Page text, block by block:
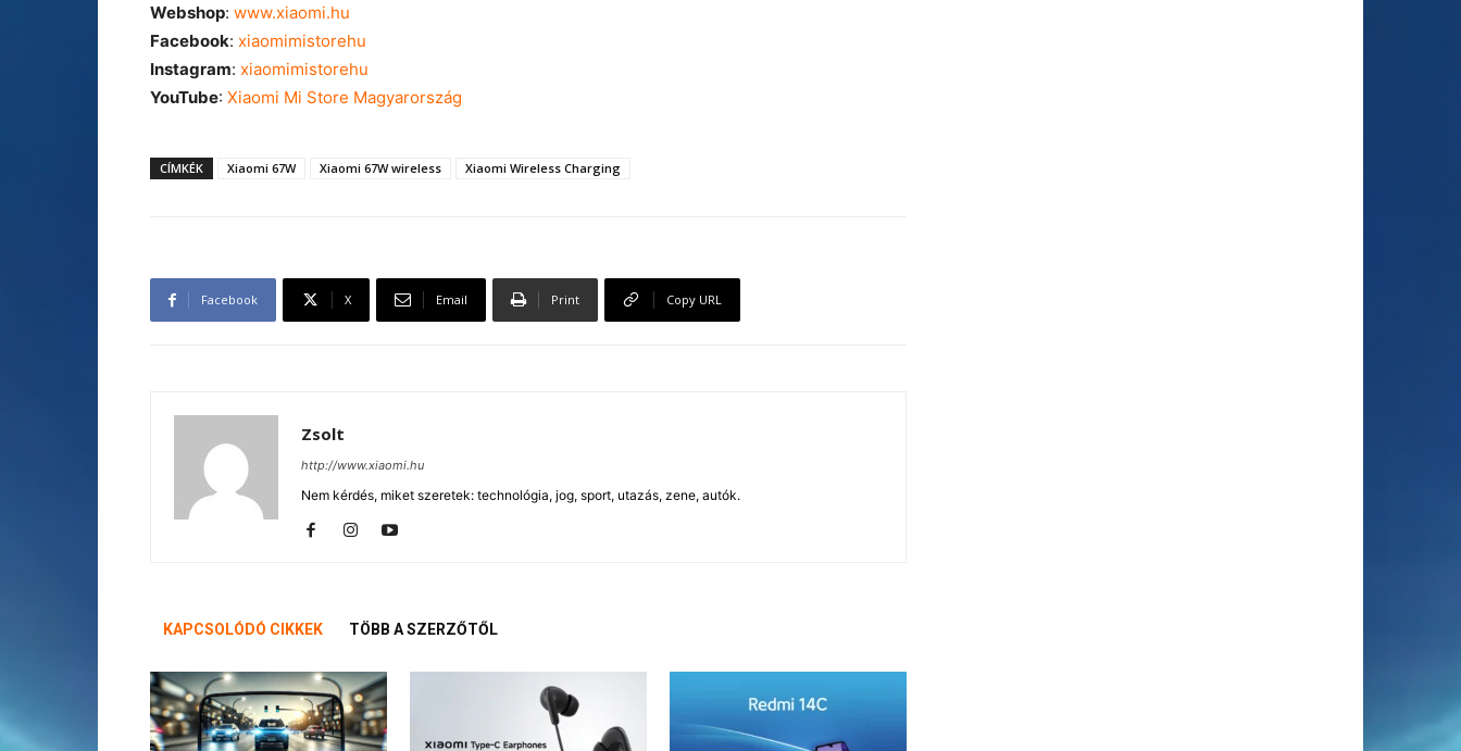
Webshop: www.xiaomi.hu
Facebook: xiaomimistorehu
Instagram: xiaomimistorehu
YouTube: Xiaomi Mi Store Magyarország
CÍMKÉK Xiaomi 67W Xiaomi 67W wireless Xiaomi Wireless Charging
Facebook X Email Print Copy URL
Zsolt
http://www.xiaomi.hu
Nem kérdés, miket szeretek: technológia, jog, sport, utazás, zene, autók.
KAPCSOLÓDÓ CIKKEK TÖBB A SZERZŐTŐL